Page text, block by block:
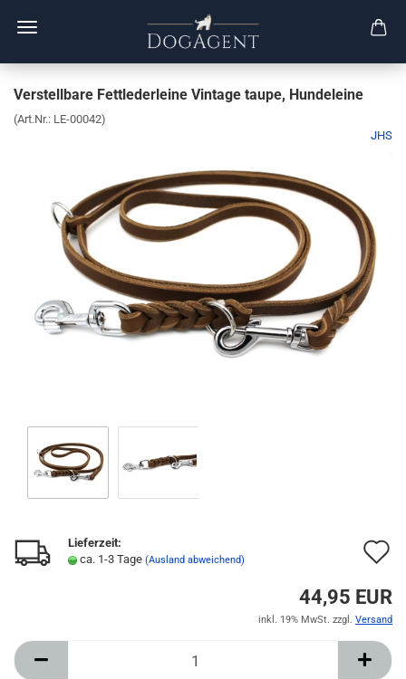
Verstellbare Fettlederleine Vintage taupe, Hundeleine
(Art.Nr.: LE-00042)
JHS
Lieferzeit:
ca. 1-3 Tage (Ausland abweichend)
44,95 EUR
inkl. 19% MwSt. zzgl. Versand